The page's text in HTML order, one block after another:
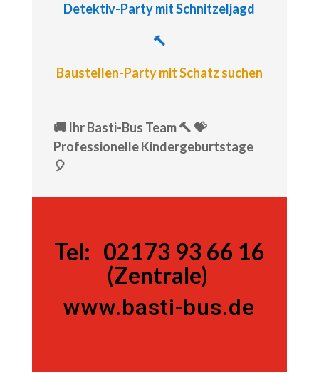
Detektiv-Partymit Schnitzeljagd
🔨
Baustellen-Party mit Schatz suchen
🚚 Ihr Basti-Bus Team 🔨 💝
Professionelle Kindergeburtstage
🎈
Tel: 02173 93 66 16
(Zentrale)
www.basti-bus.de